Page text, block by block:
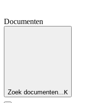
Documenten
Zoek documenten...K